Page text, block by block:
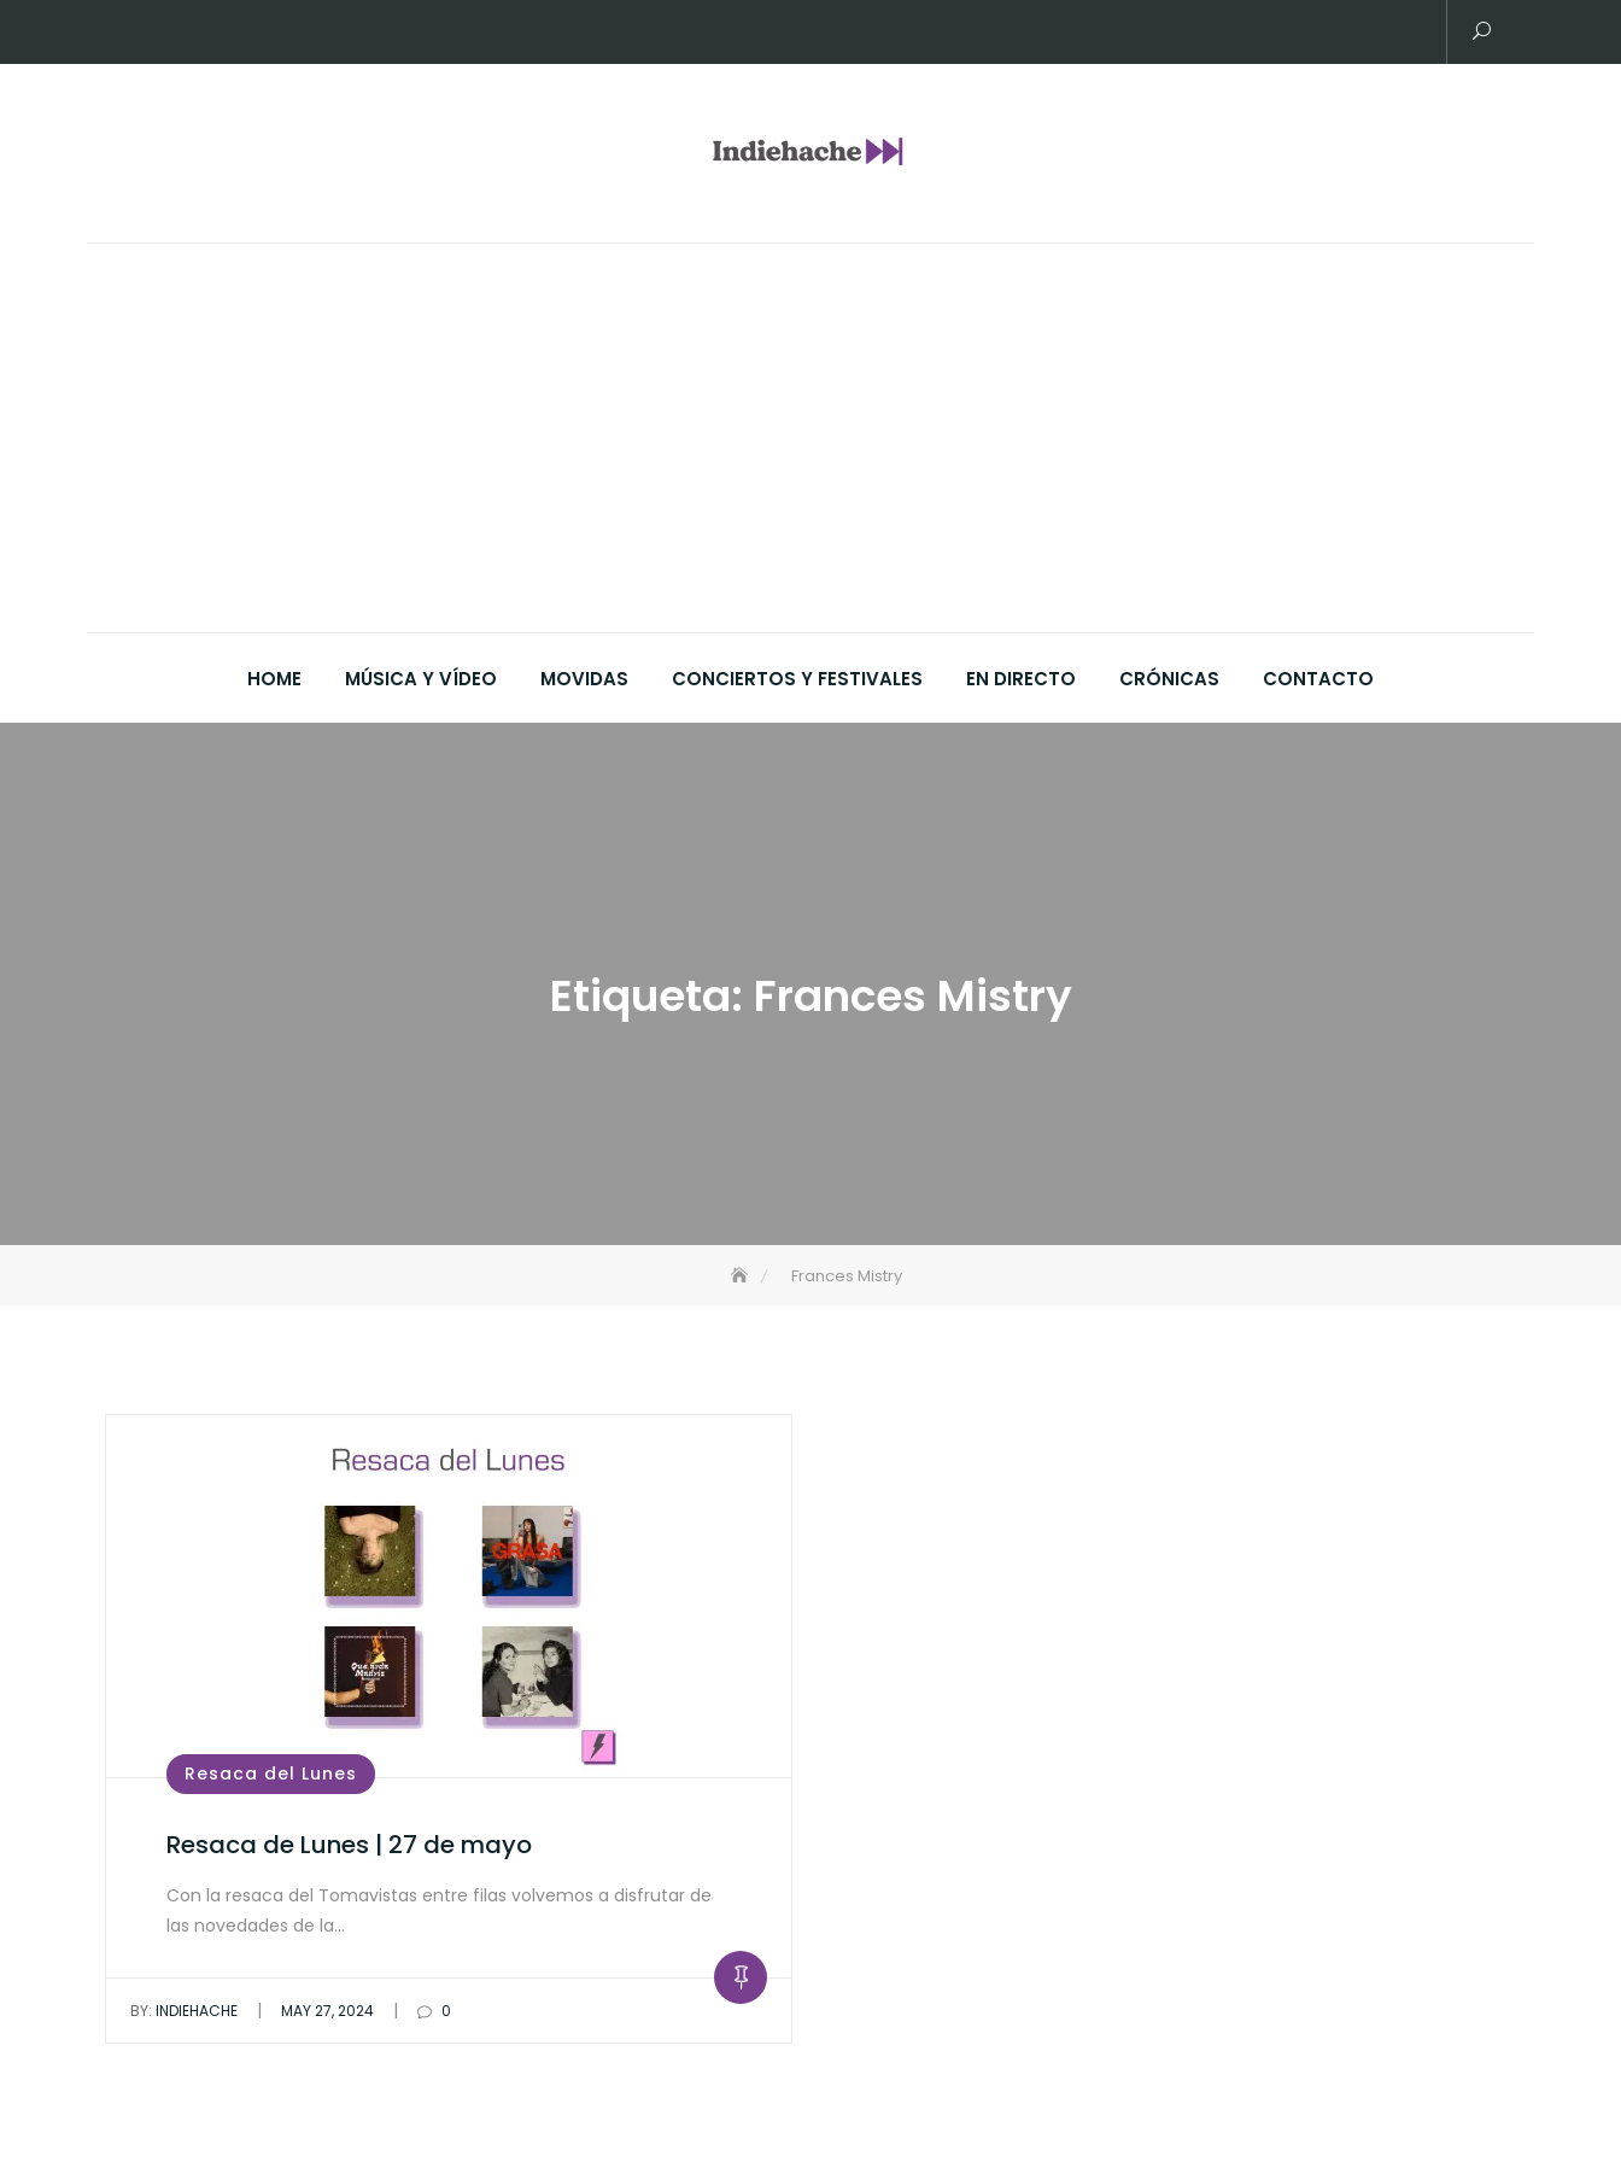
HOME MÚSICA Y VÍDEO MOVIDAS CONCIERTOS Y FESTIVALES EN DIRECTO CRÓNICAS CONTACTO
Etiqueta: Frances Mistry
Frances Mistry
Resaca del Lunes
Resaca de Lunes | 27 de mayo
Con la resaca del Tomavistas entre filas volvemos a disfrutar de
las novedades de la…
BY: INDIEHACHE | MAY 27, 2024 | 0